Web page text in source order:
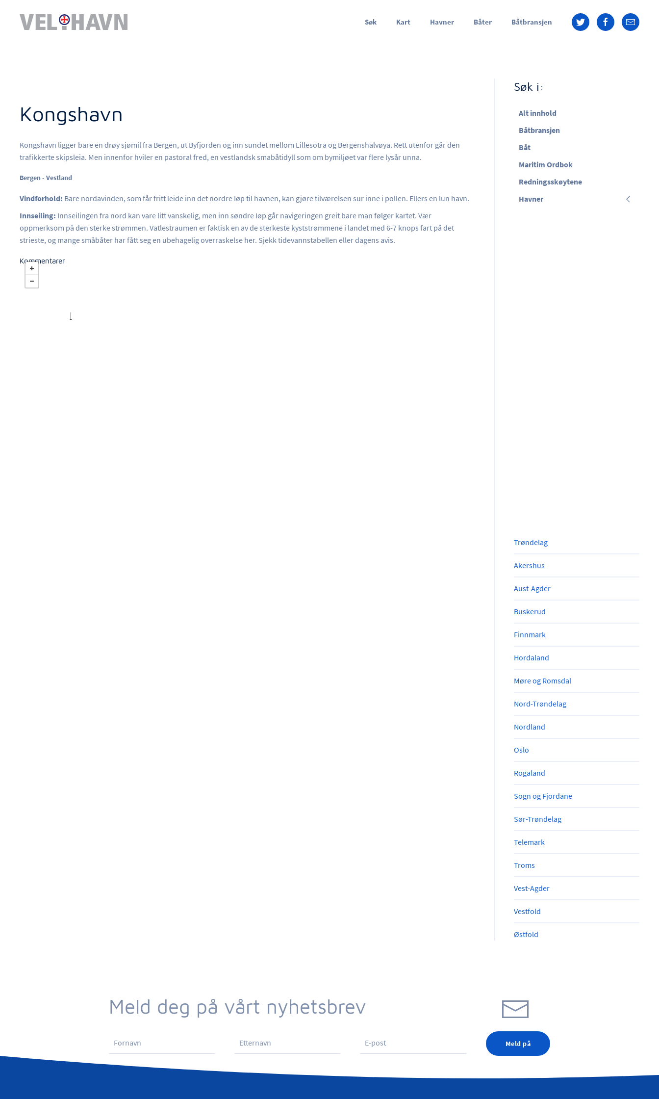
Søk Kart Havner Båter Båtbransjen
Kongshavn
Kongshavn ligger bare en drøy sjømil fra Bergen, ut Byfjorden og inn sundet mellom Lillesotra og Bergenshalvøya. Rett utenfor går den
trafikkerte skipsleia. Men innenfor hviler en pastoral fred, en vestlandsk smabåtidyll som om bymiljøet var flere lysår unna.
Bergen - Vestland
Vindforhold: Bare nordavinden, som får fritt leide inn det nordre Iøp til havnen, kan gjøre tilværelsen sur inne i pollen. Ellers en lun havn.
Innseiling: Innseilingen fra nord kan vare litt vanskelig, men inn søndre Iøp går navigeringen greit bare man følger kartet. Vær
oppmerksom på den sterke strømmen. Vatlestraumen er faktisk en av de sterkeste kyststrømmene i landet med 6-7 knops fart på det
strieste, og mange småbåter har fått seg en ubehagelig overraskelse her. Sjekk tidevannstabellen eller dagens avis.
Kommentarer
Søk i:
Alt innhold
Båtbransjen
Båt
Maritim Ordbok
Redningsskøytene
Havner
Trøndelag
Akershus
Aust-Agder
Buskerud
Finnmark
Hordaland
Møre og Romsdal
Nord-Trøndelag
Nordland
Oslo
Rogaland
Sogn og Fjordane
Sør-Trøndelag
Telemark
Troms
Vest-Agder
Vestfold
Østfold
Meld deg på vårt nyhetsbrev
Meld på